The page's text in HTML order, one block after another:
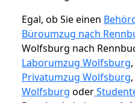
Egal, ob Sie einen
Büroumzug nach
Wolfsburg nach
Laborumzug Wolfsburg,
Privatumzug Wolfsburg,
Wolfsburg oder